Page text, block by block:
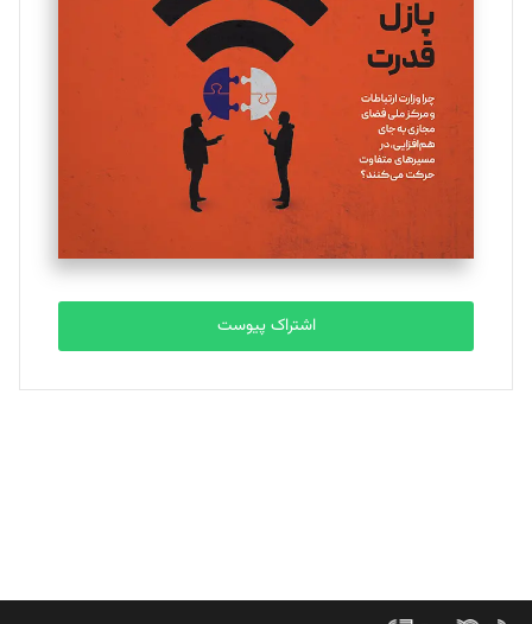
یسنا امان‌پور
تحریریه
ملینا جعفری
تحریریه
مصطفی مسجدی آرانی
تحریریه
بابک نقاش
تحریریه
اشتراک پیوست